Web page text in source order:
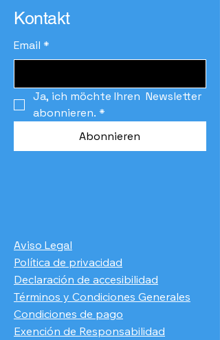
Kontakt
Email *
Ja, ich möchte Ihren  Newsletter
abonnieren. *
Abonnieren
Aviso Legal
Política de privacidad
Declaración de accesibilidad
Términos y Condiciones Generales
Condiciones de pago
​Exención de Responsabilidad